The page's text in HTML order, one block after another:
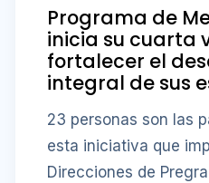
Programa de
inicia su cuarta
fortalecer el
integral de sus
23 personas son las
esta iniciativa que
Direcciones de